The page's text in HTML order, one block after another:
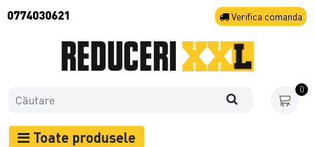
0774030621 Verifica comanda
0
Toate produsele